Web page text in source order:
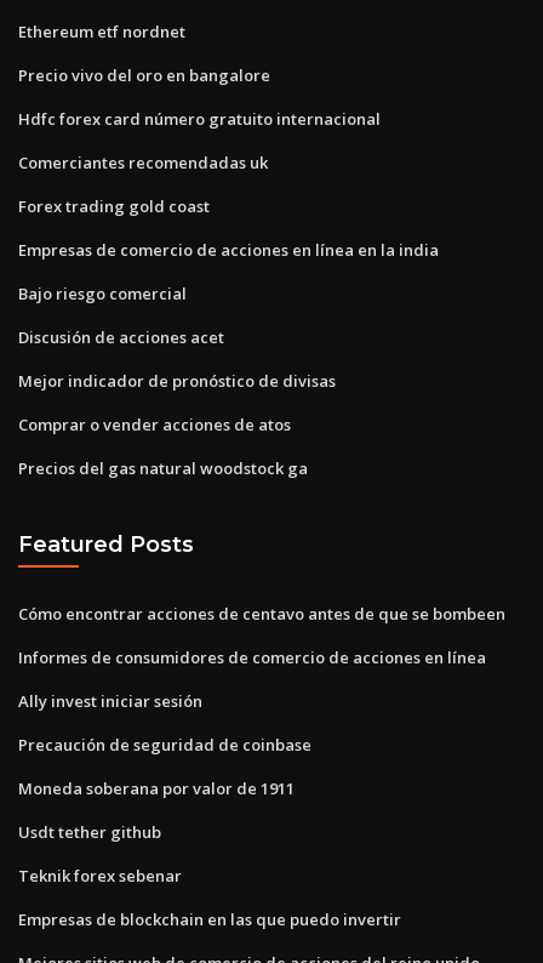
Ethereum etf nordnet
Precio vivo del oro en bangalore
Hdfc forex card número gratuito internacional
Comerciantes recomendadas uk
Forex trading gold coast
Empresas de comercio de acciones en línea en la india
Bajo riesgo comercial
Discusión de acciones acet
Mejor indicador de pronóstico de divisas
Comprar o vender acciones de atos
Precios del gas natural woodstock ga
Featured Posts
Cómo encontrar acciones de centavo antes de que se bombeen
Informes de consumidores de comercio de acciones en línea
Ally invest iniciar sesión
Precaución de seguridad de coinbase
Moneda soberana por valor de 1911
Usdt tether github
Teknik forex sebenar
Empresas de blockchain en las que puedo invertir